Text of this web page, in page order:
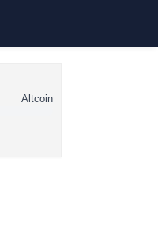
Altcoin